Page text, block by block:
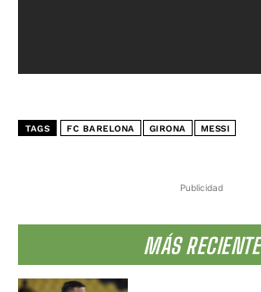
Publicidad
MÁS RECIENTE
TAGS FC BARELONA GIRONA MESSI